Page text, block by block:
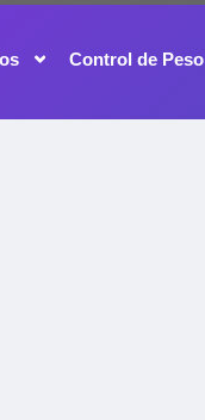
Control de Peso